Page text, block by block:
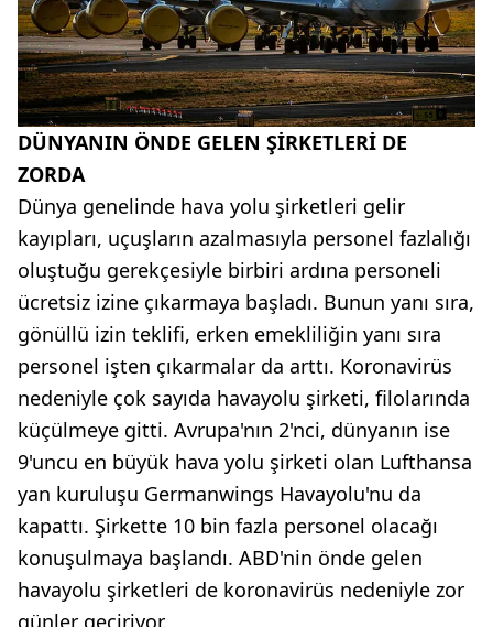
DÜNYANIN ÖNDE GELEN ŞİRKETLERİ DE
ZORDA
Dünya genelinde hava yolu şirketleri gelir
kayıpları, uçuşların azalmasıyla personel fazlalığı
oluştuğu gerekçesiyle birbiri ardına personeli
ücretsiz izine çıkarmaya başladı. Bunun yanı sıra,
gönüllü izin teklifi, erken emekliliğin yanı sıra
personel işten çıkarmalar da arttı. Koronavirüs
nedeniyle çok sayıda havayolu şirketi, filolarında
küçülmeye gitti. Avrupa'nın 2'nci, dünyanın ise
9'uncu en büyük hava yolu şirketi olan Lufthansa
yan kuruluşu Germanwings Havayolu'nu da
kapattı. Şirkette 10 bin fazla personel olacağı
konuşulmaya başlandı. ABD'nin önde gelen
havayolu şirketleri de koronavirüs nedeniyle zor
günler geçiriyor.